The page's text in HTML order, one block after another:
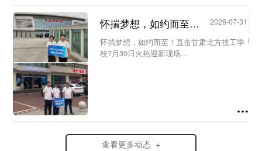
怀揣梦想，如约而至！直击甘肃北方技工学校7月30日火热迎新现场...
2026-07-31
怀揣梦想，如约而至！直击甘肃北方技工学
校7月30日火热迎新现场...
查看更多动态 +